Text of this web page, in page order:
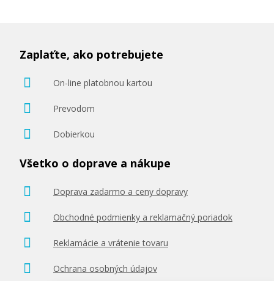
Zaplaťte, ako potrebujete
On-line platobnou kartou
Prevodom
Dobierkou
Všetko o doprave a nákupe
Doprava zadarmo a ceny dopravy
Obchodné podmienky a reklamačný poriadok
Reklamácie a vrátenie tovaru
Ochrana osobných údajov